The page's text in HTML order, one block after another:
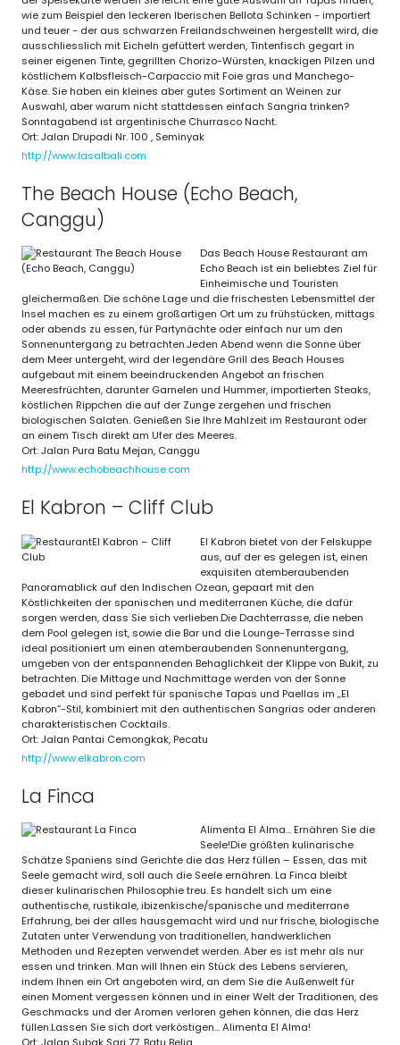
wie zum Beispiel den leckeren Iberischen Bellota Schinken - importiert
und teuer - der aus schwarzen Freilandschweinen hergestellt wird, die
ausschliesslich mit Eicheln gefüttert werden, Tintenfisch gegart in
seiner eigenen Tinte, gegrillten Chorizo-Würsten, knackigen Pilzen und
köstlichem Kalbsfleisch-Carpaccio mit Foie gras und Manchego-
Käse. Sie haben ein kleines aber gutes Sortiment an Weinen zur
Auswahl, aber warum nicht stattdessen einfach Sangria trinken?
Sonntagabend ist argentinische Churrasco Nacht.
Ort: Jalan Drupadi Nr. 100 , Seminyak
http://www.lasalbali.com
The Beach House (Echo Beach,
Canggu)
Das Beach House Restaurant am
Echo Beach ist ein beliebtes Ziel für
Einheimische und Touristen
gleichermaßen. Die schöne Lage und die frischesten Lebensmittel der
Insel machen es zu einem großartigen Ort um zu frühstücken, mittags
oder abends zu essen, für Partynächte oder einfach nur um den
Sonnenuntergang zu betrachten.Jeden Abend wenn die Sonne über
dem Meer untergeht, wird der legendäre Grill des Beach Houses
aufgebaut mit einem beeindruckenden Angebot an frischen
Meeresfrüchten, darunter Garnelen und Hummer, importierten Steaks,
köstlichen Rippchen die auf der Zunge zergehen und frischen
biologischen Salaten. Genießen Sie Ihre Mahlzeit im Restaurant oder
an einem Tisch direkt am Ufer des Meeres.
Ort: Jalan Pura Batu Mejan, Canggu
http://www.echobeachhouse.com
El Kabron – Cliff Club
El Kabron bietet von der Felskuppe
aus, auf der es gelegen ist, einen
exquisiten atemberaubenden
Panoramablick auf den Indischen Ozean, gepaart mit den
Köstlichkeiten der spanischen und mediterranen Küche, die dafür
sorgen werden, dass Sie sich verlieben.Die Dachterrasse, die neben
dem Pool gelegen ist, sowie die Bar und die Lounge-Terrasse sind
ideal positioniert um einen atemberaubenden Sonnenuntergang,
umgeben von der entspannenden Behaglichkeit der Klippe von Bukit, zu
betrachten. Die Mittage und Nachmittage werden von der Sonne
gebadet und sind perfekt für spanische Tapas und Paellas im „El
Kabron“-Stil, kombiniert mit den authentischen Sangrias oder anderen
charakteristischen Cocktails.
Ort: Jalan Pantai Cemongkak, Pecatu
http://www.elkabron.com
La Finca
Alimenta El Alma... Ernähren Sie die
Seele!Die größten kulinarische
Schätze Spaniens sind Gerichte die das Herz füllen – Essen, das mit
Seele gemacht wird, soll auch die Seele ernähren. La Finca bleibt
dieser kulinarischen Philosophie treu. Es handelt sich um eine
authentische, rustikale, ibizenkische/spanische und mediterrane
Erfahrung, bei der alles hausgemacht wird und nur frische, biologische
Zutaten unter Verwendung von traditionellen, handwerklichen
Methoden und Rezepten verwendet werden. Aber es ist mehr als nur
essen und trinken. Man will Ihnen ein Stück des Lebens servieren,
indem Ihnen ein Ort angeboten wird, an dem Sie die Außenwelt für
einen Moment vergessen können und in einer Welt der Traditionen, des
Geschmacks und der Aromen verloren gehen können, die das Herz
füllen.Lassen Sie sich dort verköstigen... Alimenta El Alma!